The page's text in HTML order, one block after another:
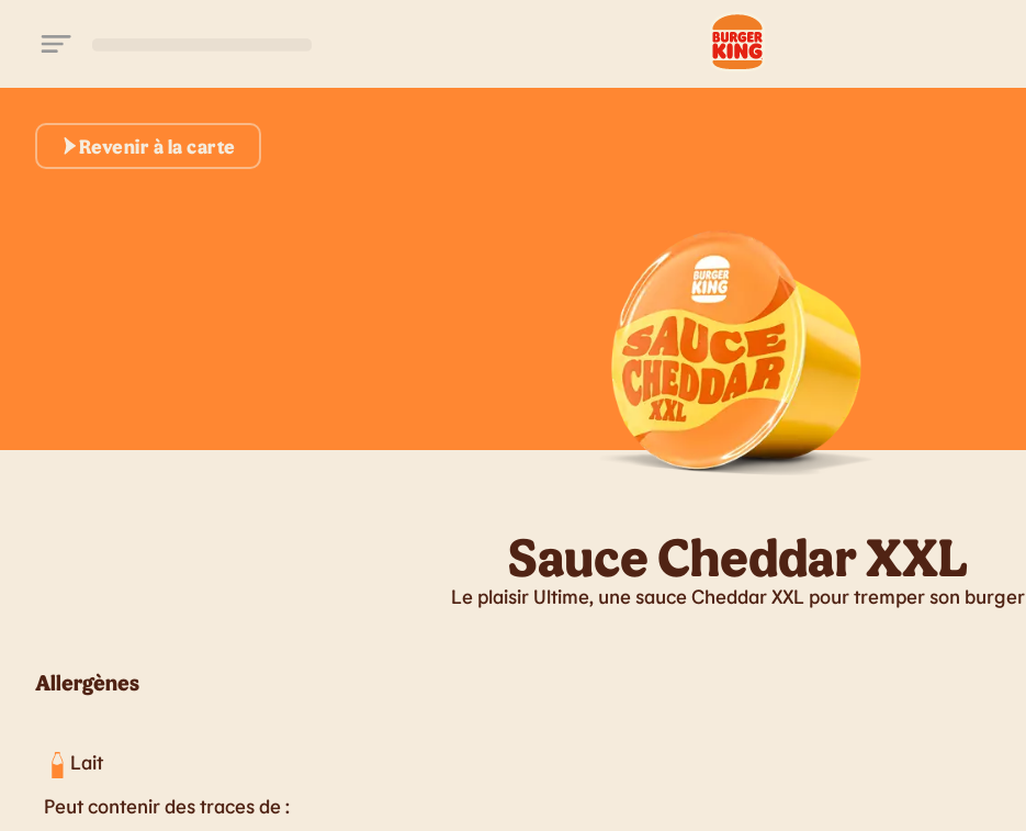
Revenir à la carte
Sauce Cheddar XXL
Le plaisir Ultime, une sauce Cheddar XXL pour tremper son burger
Allergènes
Lait
Peut contenir des traces de :